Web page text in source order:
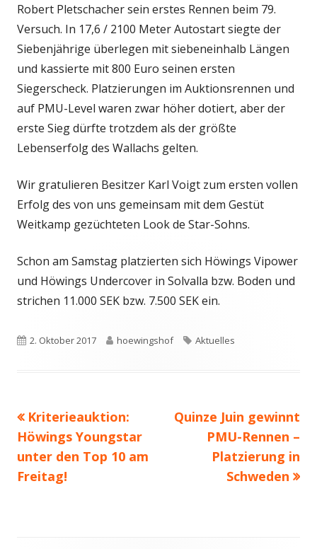
Robert Pletschacher sein erstes Rennen beim 79.
Versuch. In 17,6 / 2100 Meter Autostart siegte der
Siebenjährige überlegen mit siebeneinhalb Längen
und kassierte mit 800 Euro seinen ersten
Siegerscheck. Platzierungen im Auktionsrennen und
auf PMU-Level waren zwar höher dotiert, aber der
erste Sieg dürfte trotzdem als der größte
Lebenserfolg des Wallachs gelten.
Wir gratulieren Besitzer Karl Voigt zum ersten vollen
Erfolg des von uns gemeinsam mit dem Gestüt
Weitkamp gezüchteten Look de Star-Sohns.
Schon am Samstag platzierten sich Höwings Vipower
und Höwings Undercover in Solvalla bzw. Boden und
strichen 11.000 SEK bzw. 7.500 SEK ein.
Veröffentlicht
2. Oktober 2017 Autor
hoewingshof Schlagwörter
Aktuelles
Beitragsnavigation
Vorheriger
Beitrag:
Kriterieauktion:
Höwings Youngstar
unter den Top 10 am
Freitag!
Nächster
Beitrag
Quinze Juin gewinnt
PMU-Rennen –
Platzierung in
Schweden